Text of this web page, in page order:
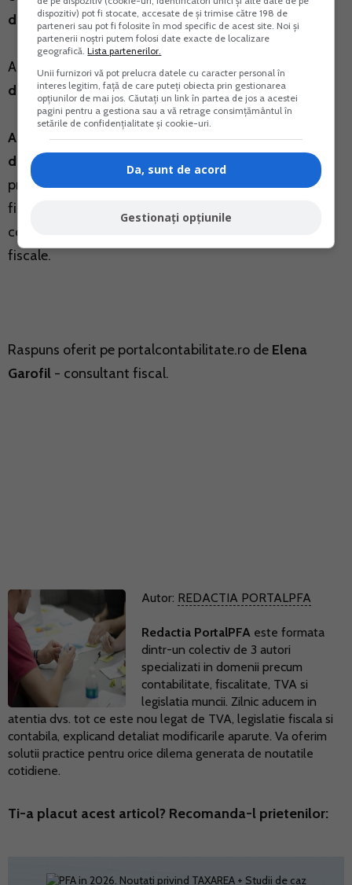
datorat.
Aceste facilitati
se aplica pentru PFA care isi
determina venitul net in sistem real.
Aceasta cheltuiala nu este deductibila la
determinarea venitului net anual,
conform
prevederilor art. 68 alin. (7) lit. k) indice 2 din Codul
fiscal, insa, isi pot diminua impozitul cu
contravaloarea aparatelor de marcat electronice
fiscale.
Raspuns oferit pe portalcontabilitate.ro de Elena
Garofil - consultant fiscal.
Autor: REDACTIA PORTALPFA
Redactia PortalPFA este formata
dintr-un colectiv de 3 autori
specializati in domenii precum
contabilitate, fiscalitate, TVA si
legislatia muncii. Zilnic aducem in
atentia dvs. tot ce este nou legat de TVA, legislatie fiscala si
contabila, explicand detaliat modificarile aparute. Va oferim
solutii practice pentru orice dilema generata de noutatile
cotidiene.
Ti-a placut acest articol? Recomanda-l prietenilor:
dispozitiv) pot fi stocate, accesate de și trimise către 198 de
parteneri sau pot fi folosite în mod specific de acest site. Noi și
partenerii noștri putem folosi date exacte de localizare
geografică.Lista partenerilor.
Unii furnizori vă pot prelucra datele cu caracter personal în
interes legitim, față de care puteți obiecta prin gestionarea
opțiunilor de mai jos. Căutați un link în partea de jos a acestei
pagini pentru a gestiona sau a vă retrage consimțământul în
setările de confidențialitate și cookie-uri.
Da, sunt de acord
Gestionați opțiunile